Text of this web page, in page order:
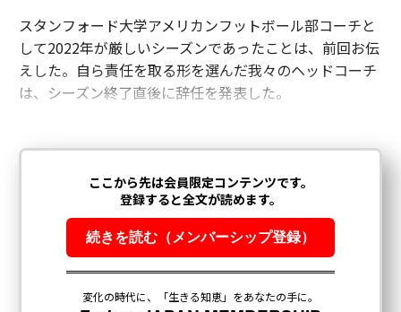
スタンフォード大学アメリカンフットボール部コーチと
して2022年が厳しいシーズンであったことは、前回お伝
えした。自ら責任を取る形を選んだ我々のヘッドコーチ
は、シーズン終了直後に辞任を発表した。